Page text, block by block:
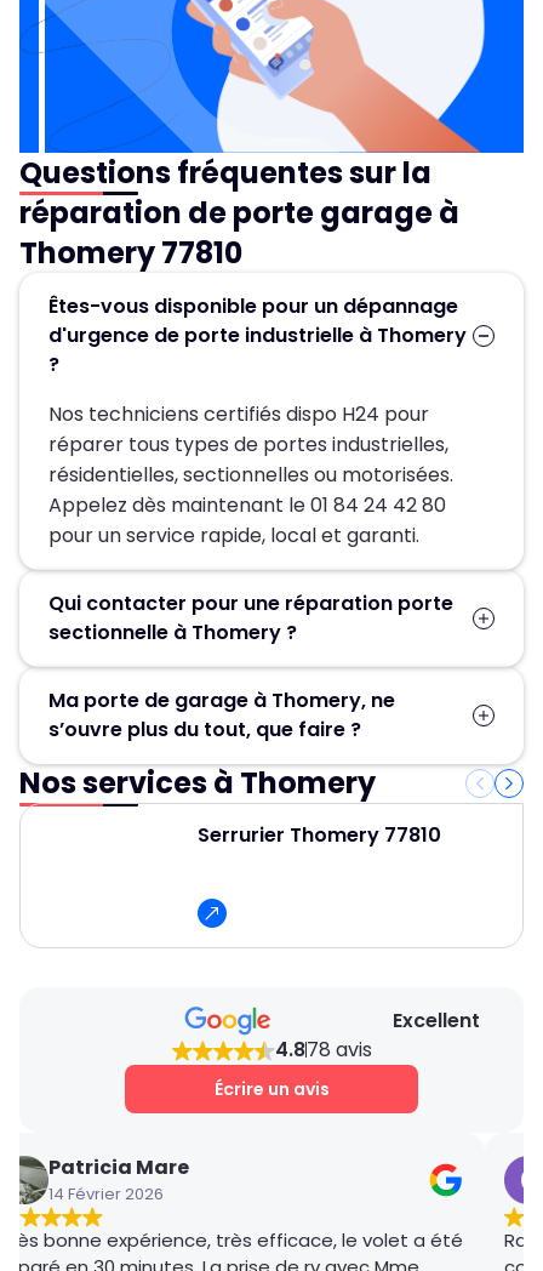
Questions fréquentes sur la
réparation de porte garage à
Thomery 77810
Êtes-vous disponible pour un dépannage
d'urgence de porte industrielle à Thomery
?
Nos techniciens certifiés dispo H24 pour
réparer tous types de portes industrielles,
résidentielles, sectionnelles ou motorisées.
Appelez dès maintenant le 01 84 24 42 80
pour un service rapide, local et garanti.
Qui contacter pour une réparation porte
sectionnelle à Thomery ?
Thomery, contactez MGParis au 01 84 24 42
80 ! Nos artisans serruriers assurent un
dépannage rapide et efficace en 30 minute.
Ma porte de garage à Thomery, ne
s’ouvre plus du tout, que faire ?
Contactez Métallerie Grand Paris pour un
service de déblocage porte de garage rapide,
fiable et professionnel et pour obtenir un devis
Nos services à Thomery
Serrurier Thomery 77810
Excellent
4.878 avis
Écrire un avis
Patricia Mare
14 Février 2026
Très bonne expérience, très efficace, le volet a été